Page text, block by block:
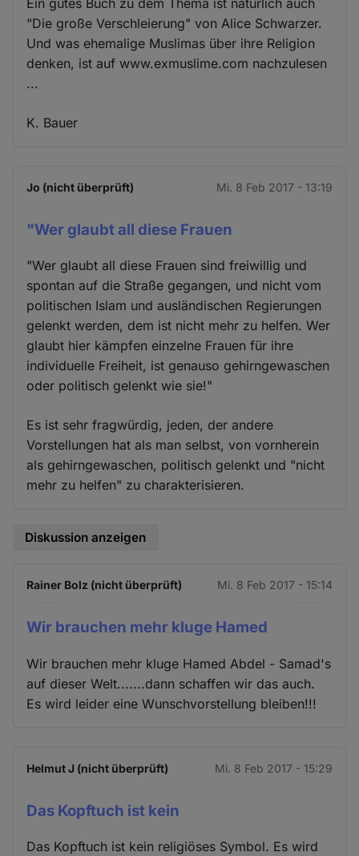
"Die große Verschleierung" von Alice Schwarzer.
Und was ehemalige Muslimas über ihre Religion
denken, ist auf www.exmuslime.com nachzulesen
...
K. Bauer
Jo (nicht überprüft) Mi. 8 Feb 2017 - 13:19
"Wer glaubt all diese Frauen
"Wer glaubt all diese Frauen sind freiwillig und
spontan auf die Straße gegangen, und nicht vom
politischen Islam und ausländischen Regierungen
gelenkt werden, dem ist nicht mehr zu helfen. Wer
glaubt hier kämpfen einzelne Frauen für ihre
individuelle Freiheit, ist genauso gehirngewaschen
oder politisch gelenkt wie sie!"
Es ist sehr fragwürdig, jeden, der andere
Vorstellungen hat als man selbst, von vornherein
als gehirngewaschen, politisch gelenkt und "nicht
mehr zu helfen" zu charakterisieren.
Diskussion anzeigen
Rainer Bolz (nicht überprüft) Mi. 8 Feb 2017 - 15:14
Wir brauchen mehr kluge Hamed
Wir brauchen mehr kluge Hamed Abdel - Samad's
auf dieser Welt.......dann schaffen wir das auch.
Es wird leider eine Wunschvorstellung bleiben!!!
Helmut J (nicht überprüft) Mi. 8 Feb 2017 - 15:29
Das Kopftuch ist kein
Das Kopftuch ist kein religiöses Symbol. Es wird